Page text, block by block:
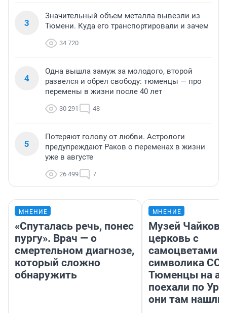
3
Значительный объем металла вывезли из
Тюмени. Куда его транспортировали и зачем
34 720
4
Одна вышла замуж за молодого, второй
развелся и обрел свободу: тюменцы — про
перемены в жизни после 40 лет
30 291 48
5
Потеряют голову от любви. Астрологи
предупреждают Раков о переменах в жизни
уже в августе
26 499 7
МНЕНИЕ
«Спуталась речь, понес
пургу». Врач — о
смертельном диагнозе,
который сложно
обнаружить
МНЕНИЕ
Музей
церковь с
самоцветами
символика
Тюменцы на
поехали по
они там нашли